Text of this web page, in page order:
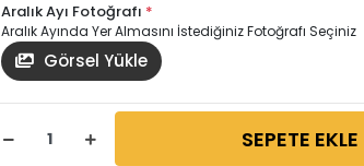
Aralık Ayı Fotoğrafı *
Aralık Ayında Yer Almasını İstediğiniz Fotoğrafı Seçiniz
Görsel Yükle
SEPETE EKLE